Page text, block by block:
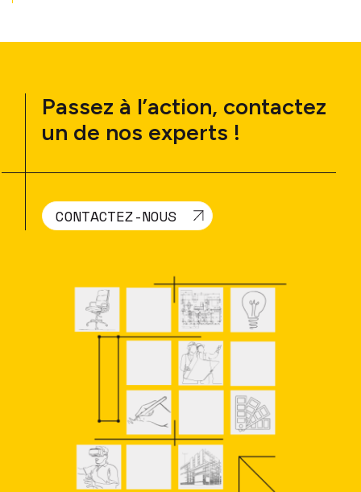
Passez à l’action, contactez
un de nos experts !
CONTACTEZ-NOUS